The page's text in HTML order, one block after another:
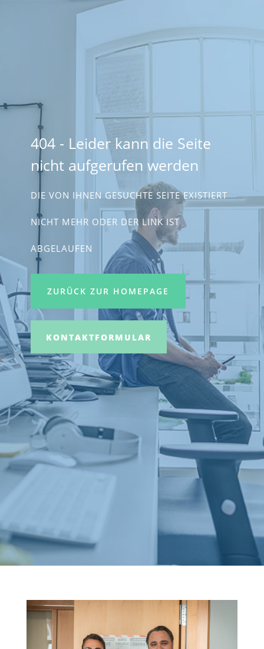
404 - Leider kann die Seite
nicht aufgerufen werden
DIE VON IHNEN GESUCHTE SEITE EXISTIERT
NICHT MEHR ODER DER LINK IST
ABGELAUFEN
ZURÜCK ZUR HOMEPAGE
KONTAKTFORMULAR